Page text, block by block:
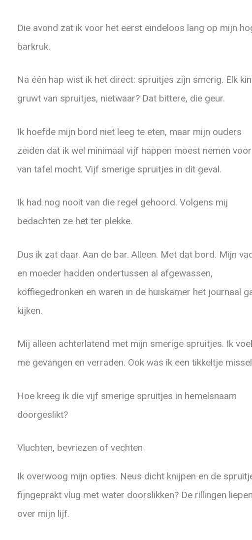
Die avond zat ik voor het eerst eindeloos lang op mijn
barkruk.
Na één hap wist ik het direct: spruitjes zijn smerig. Elk
gruwt van spruitjes, nietwaar? Dat bittere, die geur.
Ik hoefde mijn bord niet leeg te eten, maar mijn ouders
zeiden dat ik wel minimaal vijf happen moest nemen
van tafel mocht. Vijf smerige spruitjes in dit geval.
Ik had nog nooit van die regel gehoord. Volgens mij
bedachten ze het ter plekke.
Dus ik zat daar. Aan de bar. Alleen. Met dat bord. Mijn
en moeder hadden ondertussen al afgewassen,
koffiegedronken en waren in de huiskamer het journaal
kijken.
Mij alleen achterlatend met mijn smerige spruitjes. Ik
me gevangen en verraden. Ook was ik een tikkeltje
Hoe kreeg ik die vijf smerige spruitjes in hemelsnaam
doorgeslikt?
Vluchten, bevriezen of vechten
Ik overwoog mijn opties. Neus dicht knijpen en de
fijngeprakt vlug met water doorslikken? De rillingen liepen
over mijn lijf.